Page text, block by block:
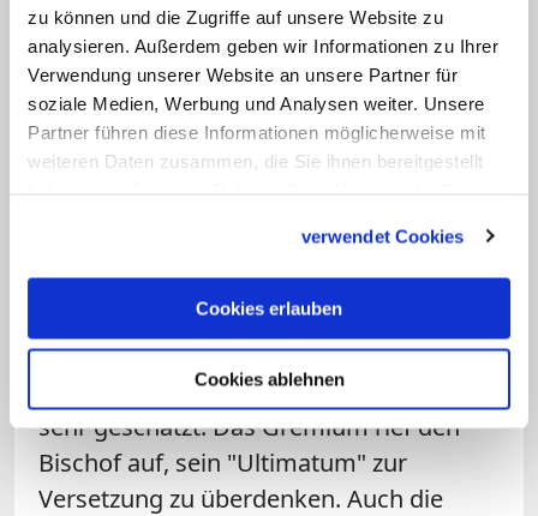
zu können und die Zugriffe auf unsere Website zu
analysieren. Außerdem geben wir Informationen zu Ihrer
Verwendung unserer Website an unsere Partner für
soziale Medien, Werbung und Analysen weiter. Unsere
Partner führen diese Informationen möglicherweise mit
weiteren Daten zusammen, die Sie ihnen bereitgestellt
verwendet Cookies
Cookies erlauben
Cookies ablehnen
Aufarbeitung. "Pfarrer Eggers kennt
diese Fakten. Aber er verbleibt auf einer
Ebene der emotional getriebenen
Pauschalkritik. Das ist schlicht unfair, in
DerBetroffenenrat der Bistümer
Hildesheim, Hamburg und Osnabrück
teilte mit, Eggers werde von
Missbrauchsbetroffenen als Seelsorger
sehr geschätzt. Das Gremium rief den
Bischof auf, sein "Ultimatum" zur
Versetzung zu überdenken. Auch die